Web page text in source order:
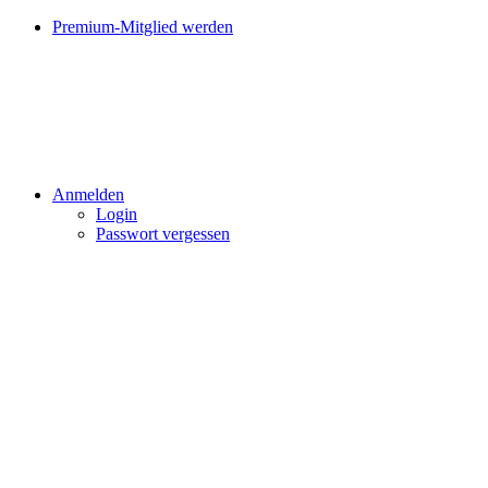
Premium-Mitglied werden
Anmelden
Login
Passwort vergessen